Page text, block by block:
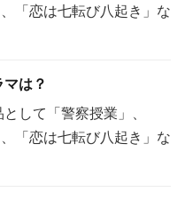
「恋は七転び八起き」な
は？
して「警察授業」、
「恋は七転び八起き」な